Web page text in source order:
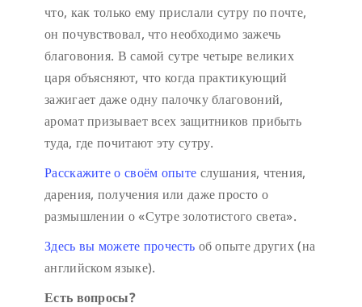
что, как только ему прислали сутру по почте,
он почувствовал, что необходимо зажечь
благовония. В самой сутре четыре великих
царя объясняют, что когда практикующий
зажигает даже одну палочку благовоний,
аромат призывает всех защитников прибыть
туда, где почитают эту сутру.
Расскажите о своём опыте слушания, чтения,
дарения, получения или даже просто о
размышлении о «Сутре золотистого света».
Здесь вы можете прочесть об опыте других (на
английском языке).
Есть вопросы?